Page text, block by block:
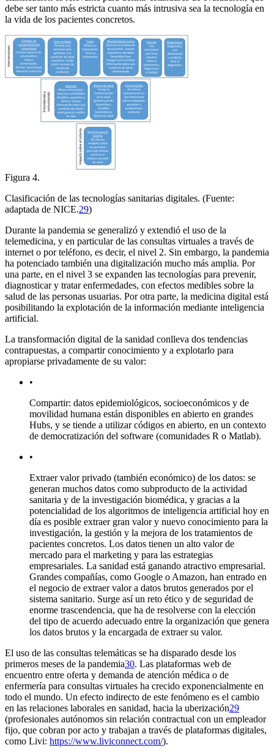
debe ser tanto más estricta cuanto más intrusiva sea la tecnología en
la vida de los pacientes concretos.
Figura 4.
Clasificación de las tecnologías sanitarias digitales. (Fuente:
adaptada de NICE.29)
Durante la pandemia se generalizó y extendió el uso de la
telemedicina, y en particular de las consultas virtuales a través de
internet o por teléfono, es decir, el nivel 2. Sin embargo, la pandemia
ha potenciado también una digitalización mucho más amplia. Por
una parte, en el nivel 3 se expanden las tecnologías para prevenir,
diagnosticar y tratar enfermedades, con efectos medibles sobre la
salud de las personas usuarias. Por otra parte, la medicina digital está
posibilitando la explotación de la información mediante inteligencia
artificial.
La transformación digital de la sanidad conlleva dos tendencias
contrapuestas, a compartir conocimiento y a explotarlo para
apropiarse privadamente de su valor:
•
Compartir: datos epidemiológicos, socioeconómicos y de
movilidad humana están disponibles en abierto en grandes
Hubs, y se tiende a utilizar códigos en abierto, en un contexto
de democratización del software (comunidades R o Matlab).
•
Extraer valor privado (también económico) de los datos: se
generan muchos datos como subproducto de la actividad
sanitaria y de la investigación biomédica, y gracias a la
potencialidad de los algoritmos de inteligencia artificial hoy en
día es posible extraer gran valor y nuevo conocimiento para la
investigación, la gestión y la mejora de los tratamientos de
pacientes concretos. Los datos tienen un alto valor de
mercado para el marketing y para las estrategias
empresariales. La sanidad está ganando atractivo empresarial.
Grandes compañías, como Google o Amazon, han entrado en
el negocio de extraer valor a datos brutos generados por el
sistema sanitario. Surge así un reto ético y de seguridad de
enorme trascendencia, que ha de resolverse con la elección
del tipo de acuerdo adecuado entre la organización que genera
los datos brutos y la encargada de extraer su valor.
El uso de las consultas telemáticas se ha disparado desde los
primeros meses de la pandemia30. Las plataformas web de
encuentro entre oferta y demanda de atención médica o de
enfermería para consultas virtuales ha crecido exponencialmente en
todo el mundo. Un efecto indirecto de este fenómeno es el cambio
en las relaciones laborales en sanidad, hacia la uberización29
(profesionales autónomos sin relación contractual con un empleador
fijo, que cobran por acto y trabajan a través de plataformas digitales,
como Livi: https://www.liviconnect.com/).